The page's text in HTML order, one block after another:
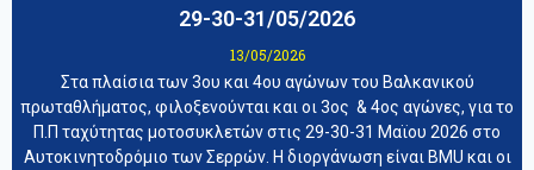
29-30-31/05/2026
13/05/2026
Στα πλαίσια των 3ου και 4ου αγώνων του Βαλκανικού
πρωταθλήματος, φιλοξενούνται και οι 3ος & 4ος αγώνες, για το
Π.Π ταχύτητας μοτοσυκλετών στις 29-30-31 Μαϊου 2026 στο
Αυτοκινητοδρόμιο των Σερρών. Η διοργάνωση είναι BMU και οι